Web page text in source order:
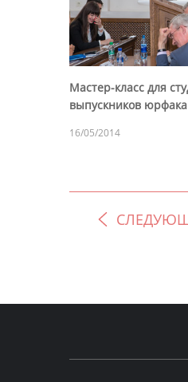
Мастер-класс для
выпускников
16/05/2014